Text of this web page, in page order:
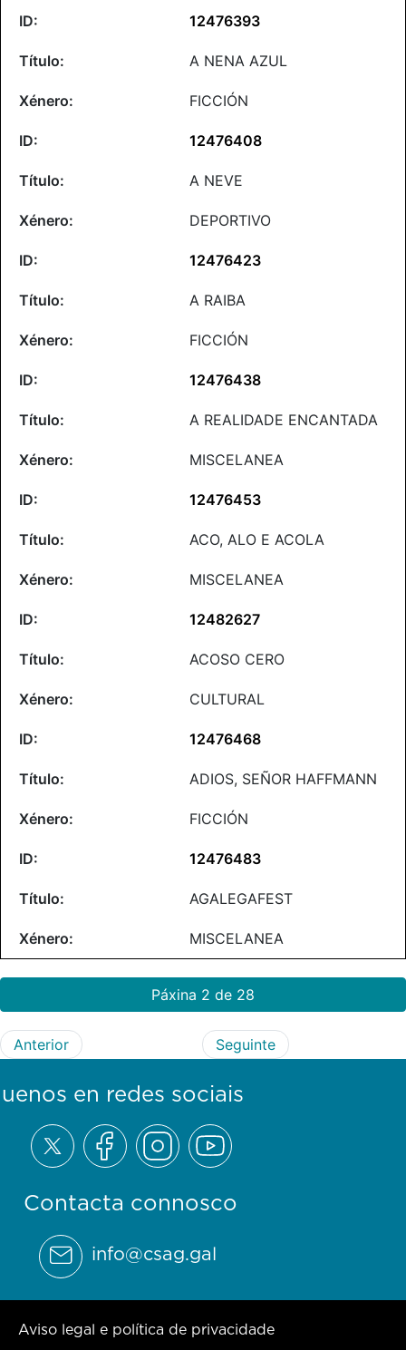
12476393
A NENA AZUL
FICCIÓN
12476408
A NEVE
DEPORTIVO
12476423
A RAIBA
FICCIÓN
12476438
A REALIDADE ENCANTADA
MISCELANEA
12476453
ACO, ALO E ACOLA
MISCELANEA
12482627
ACOSO CERO
CULTURAL
12476468
ADIOS, SEÑOR HAFFMANN
FICCIÓN
12476483
AGALEGAFEST
MISCELANEA
Páxina 2 de 28
Anterior Seguinte
Contacta connosco
info@csag.gal
en redes sociais
Aviso legal e política de privacidade